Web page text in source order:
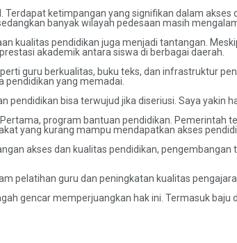
ketimpangan yang signifikan dalam
banyak wilayah pedesaan masih
kualitas pendidikan juga menjadi tantangan.
akademik antara siswa di berbagai daerah.
guru berkualitas, buku teks, dan infrastruktur
yang memadai.
bisa terwujud jika diseriusi. Saya yakin
program bantuan pendidikan. Pemerintah
yang kurang mampu mendapatkan akses
akses dan kualitas pendidikan,
pelatihan guru dan peningkatan kualitas
gencar memperjuangkan hak ini. Termasuk baju